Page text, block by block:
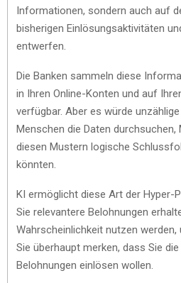
Informationen, sondern auch auf
bisherigen Einlösungsaktivitäten
entwerfen.
Die Banken sammeln diese
in Ihren Online-Konten und auf
verfügbar. Aber es würde
Menschen die Daten durchsuchen,
diesen Mustern logische
könnten.
KI ermöglicht diese Art der Hyper-
Sie relevantere Belohnungen
Wahrscheinlichkeit nutzen
Sie überhaupt merken, dass Sie
Belohnungen einlösen wollen.